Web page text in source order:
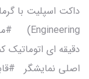
دقیقه ای